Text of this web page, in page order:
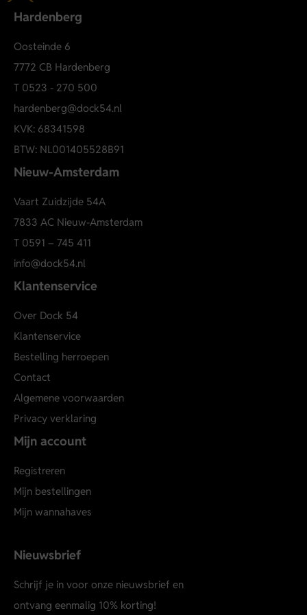
Hardenberg
Oosteinde 6
7772 CB Hardenberg
T 0523 - 270 500
hardenberg@dock54.nl
KVK: 68341598
BTW: NL001405528B91
Nieuw-Amsterdam
Vaart Zuidzijde 54A
7833 AC Nieuw-Amsterdam
T 0591 – 745 411
info@dock54.nl
Klantenservice
Over Dock 54
Klantenservice
Bestelling herroepen
Contact
Algemene voorwaarden
Privacy verklaring
Mijn account
Registreren
Mijn bestellingen
Mijn wannahaves
Nieuwsbrief
Schrijf je in voor onze nieuwsbrief en
ontvang eenmalig 10% korting!